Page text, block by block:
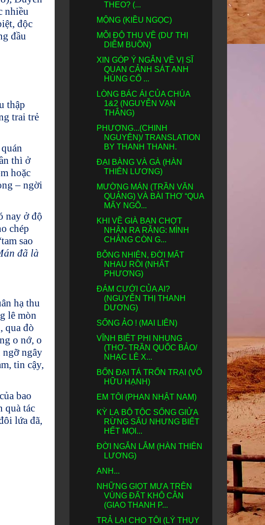
nhiều
độc
đầu
thập
trai trẻ
thì ở
hoặc
– ngời
nay ở độ
chép
sao
đã là
hạ thu
lê mòn
qua đò
o nớ, o
ngỡ ngây
tin cậy,
bao
quà tác
lứa đã,
THEO? (...
MỘNG (KIỀU NGỌC)
MỖI ĐỘ THU VỀ (DƯ THỊ
DIỄM BUỒN)
XIN GÓP Ý NGẮN VỀ VỊ SĨ
QUAN CẢNH SÁT ANH
HÙNG CỐ ...
LÒNG BÁC ÁI CỦA CHÚA
1&2 (NGUYỄN VẠN
THẮNG)
PHƯỢNG...(CHINH
NGUYÊN)/ TRANSLATION
BY THANH THANH.
ĐẠI BÀNG VÀ GÀ (HÀN
THIÊN LƯƠNG)
MƯỜNG MÁN (TRẦN VĂN
QUẢNG) VÀ BÀI THƠ “QUA
MẤY NGÕ...
KHI VỀ GIÀ BẠN CHỢT
NHẬN RA RẰNG: MÌNH
CHẲNG CÒN G...
BỖNG NHIÊN, ĐỜI MẤT
NHAU RỒI (NHẤT
PHƯƠNG)
ĐÁM CƯỚI CỦA AI?
(NGUYỄN THỊ THANH
DƯƠNG)
SỐNG ẢO ! (MAI LIÊN)
VĨNH BIỆT PHI NHUNG
(THƠ- TRẦN QUỐC BẢO/
NHẠC LÊ X...
BỐN ĐẠI TÁ TRỐN TRẠI (VÕ
HỮU HẠNH)
EM TÔI (PHAN NHẬT NAM)
KỲ LẠ BỘ TỘC SỐNG GIỬA
RỪNG SÂU NHƯNG BIẾT
HẾT MỌI...
ĐỜI NGẮN LẮM (HÀN THIÊN
LƯƠNG)
ANH...
NHỮNG GIỌT MƯA TRÊN
VÙNG ĐẤT KHÔ CẰN
(GIAO THANH P...
TRẢ LẠI CHO TÔI (LÝ THỤY